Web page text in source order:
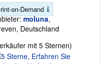
on-Demand
moluna,
Deutschland
mit 5 Sternen)